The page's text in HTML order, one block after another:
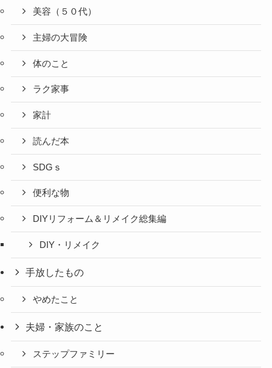
美容（５０代）
主婦の大冒険
体のこと
ラク家事
家計
読んだ本
SDGｓ
便利な物
DIYリフォーム＆リメイク総集編
DIY・リメイク
手放したもの
やめたこと
夫婦・家族のこと
ステップファミリー